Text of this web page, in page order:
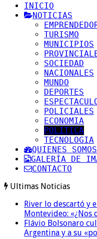
INICIO
NOTICIAS
TURISMO
MUNICIPIOS
SOCIEDAD
NACIONALES
MUNDO
DEPORTES
POLICIALES
ECONOMIA
POLITICA
TECNOLOGIA
QUIENES
GALERÍA DE
CONTACTO
Ultimas Noticias
River lo descartó y
Montevideo: «¿Nos
Flávio Bolsonaro
Argentina y a su